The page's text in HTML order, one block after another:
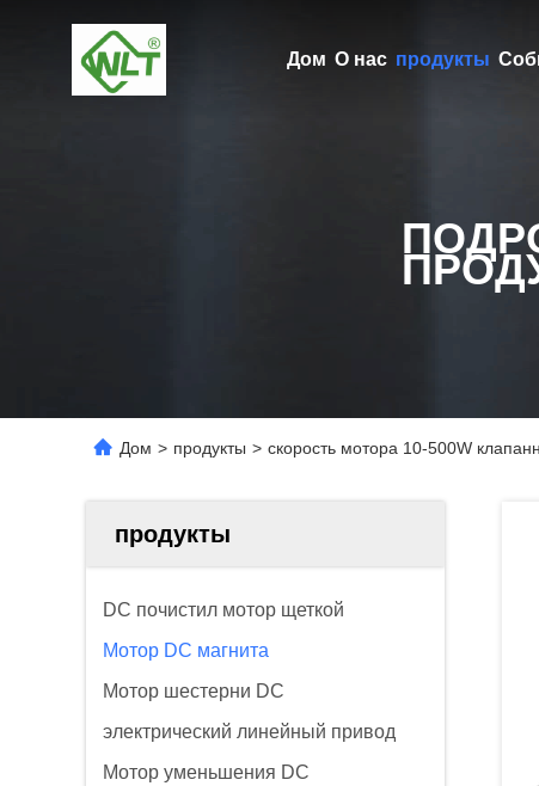
Дом О нас продукты
Дом > продукты > скорость мотора 10-500W
продукты
DC почистил мотор щеткой
Мотор DC магнита
Мотор шестерни DC
электрический линейный привод
Мотор уменьшения DC